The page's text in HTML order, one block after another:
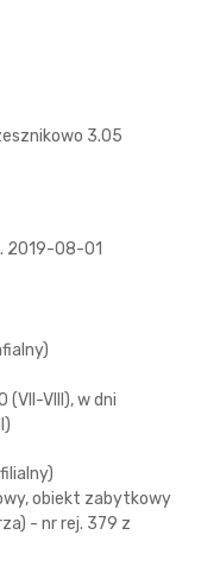
3.05
2019-08-01
(VII-VIII), w dni
obiekt zabytkowy
- nr rej. 379 z